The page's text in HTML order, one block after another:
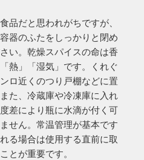
品だと思われがちですが、
器のふたをしっかりと閉め
い。乾燥スパイスの命は香
熱」「湿気」です。くれぐ
ロ近くのつり戸棚などに置
た、冷蔵庫や冷凍庫に入れ
差により瓶に水滴が付く可
せん。常温管理が基本です
る場合は使用する直前に取
とが重要です。